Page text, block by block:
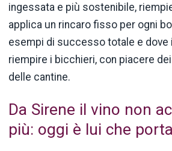
ingessata e più sostenibile,
applica un rincaro fisso per ogni
esempi di successo totale e dove
riempire i bicchieri, con piacere
delle cantine.
Da Sirene il vino non
più: oggi è lui che